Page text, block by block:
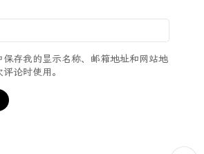
保存我的显示名称、邮箱地址和网站地
论时使用。